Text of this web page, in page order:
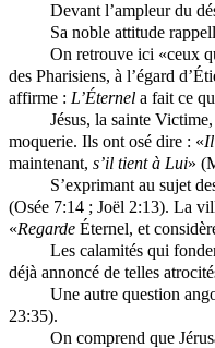
Devant l’ampleur du
Sa noble attitude
On retrouve ici «ceux
des Pharisiens, à l’égard
affirme : L’Éternel a fait ce
Jésus, la sainte
moquerie. Ils ont osé dire : «
maintenant, s’il tient à Lui»
S’exprimant au sujet
(Osée 7:14 ; Joël 2:13). La
«Regarde Éternel, et
Les calamités qui
déjà annoncé de telles
Une autre question
23:35).
On comprend que